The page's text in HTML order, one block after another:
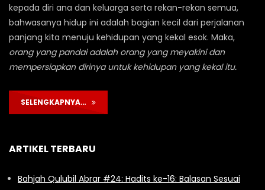
kepada diri ana dan keluarga serta rekan-rekan semua,
bahwasanya hidup ini adalah bagian kecil dari perjalanan
panjang kita menuju kehidupan yang kekal esok. Maka,
orang yang pandai adalah orang yang meyakini dan
mempersiapkan dirinya untuk kehidupan yang kekal itu.
SELENGKAPNYA…
ARTIKEL TERBARU
Bahjah Qulubil Abrar #24: Hadits ke-16: Balasan Sesuai